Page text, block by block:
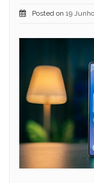
Posted on 19